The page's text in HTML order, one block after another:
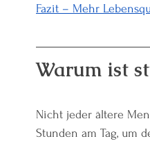
Fazit – Mehr
Warum ist
Nicht jeder ältere
Stunden am Tag, um